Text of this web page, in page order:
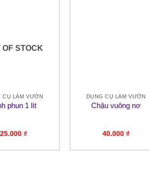
OF STOCK
CỤ LÀM VƯỜN
phun 1 lít
25.000 ₫
DỤNG CỤ LÀM VƯỜN
Chậu vuông nơ
40.000 ₫